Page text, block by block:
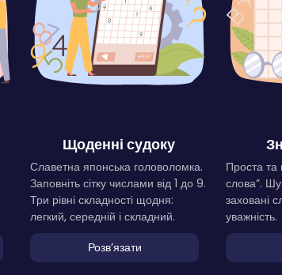
Щоденні судоку
Славетна японська головоломка.
Заповніть сітку числами від 1 до 9.
Три рівні складності щодня:
легкий, середній і складний.
Розвʼязати
Проста та
слова”.
заховані
уважність.